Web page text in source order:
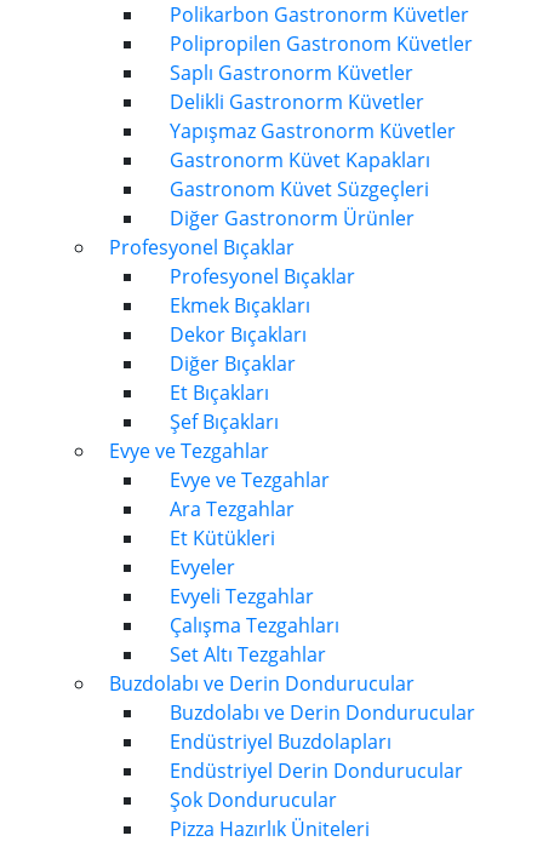
Polikarbon Gastronorm Küvetler
Polipropilen Gastronom Küvetler
Saplı Gastronorm Küvetler
Delikli Gastronorm Küvetler
Yapışmaz Gastronorm Küvetler
Gastronorm Küvet Kapakları
Gastronom Küvet Süzgeçleri
Diğer Gastronorm Ürünler
Profesyonel Bıçaklar
Profesyonel Bıçaklar
Ekmek Bıçakları
Dekor Bıçakları
Diğer Bıçaklar
Et Bıçakları
Şef Bıçakları
Evye ve Tezgahlar
Evye ve Tezgahlar
Ara Tezgahlar
Et Kütükleri
Evyeler
Evyeli Tezgahlar
Çalışma Tezgahları
Set Altı Tezgahlar
Buzdolabı ve Derin Dondurucular
Buzdolabı ve Derin Dondurucular
Endüstriyel Buzdolapları
Endüstriyel Derin Dondurucular
Şok Dondurucular
Pizza Hazırlık Üniteleri